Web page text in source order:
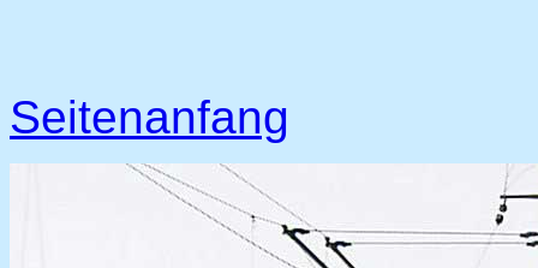
Seitenanfang